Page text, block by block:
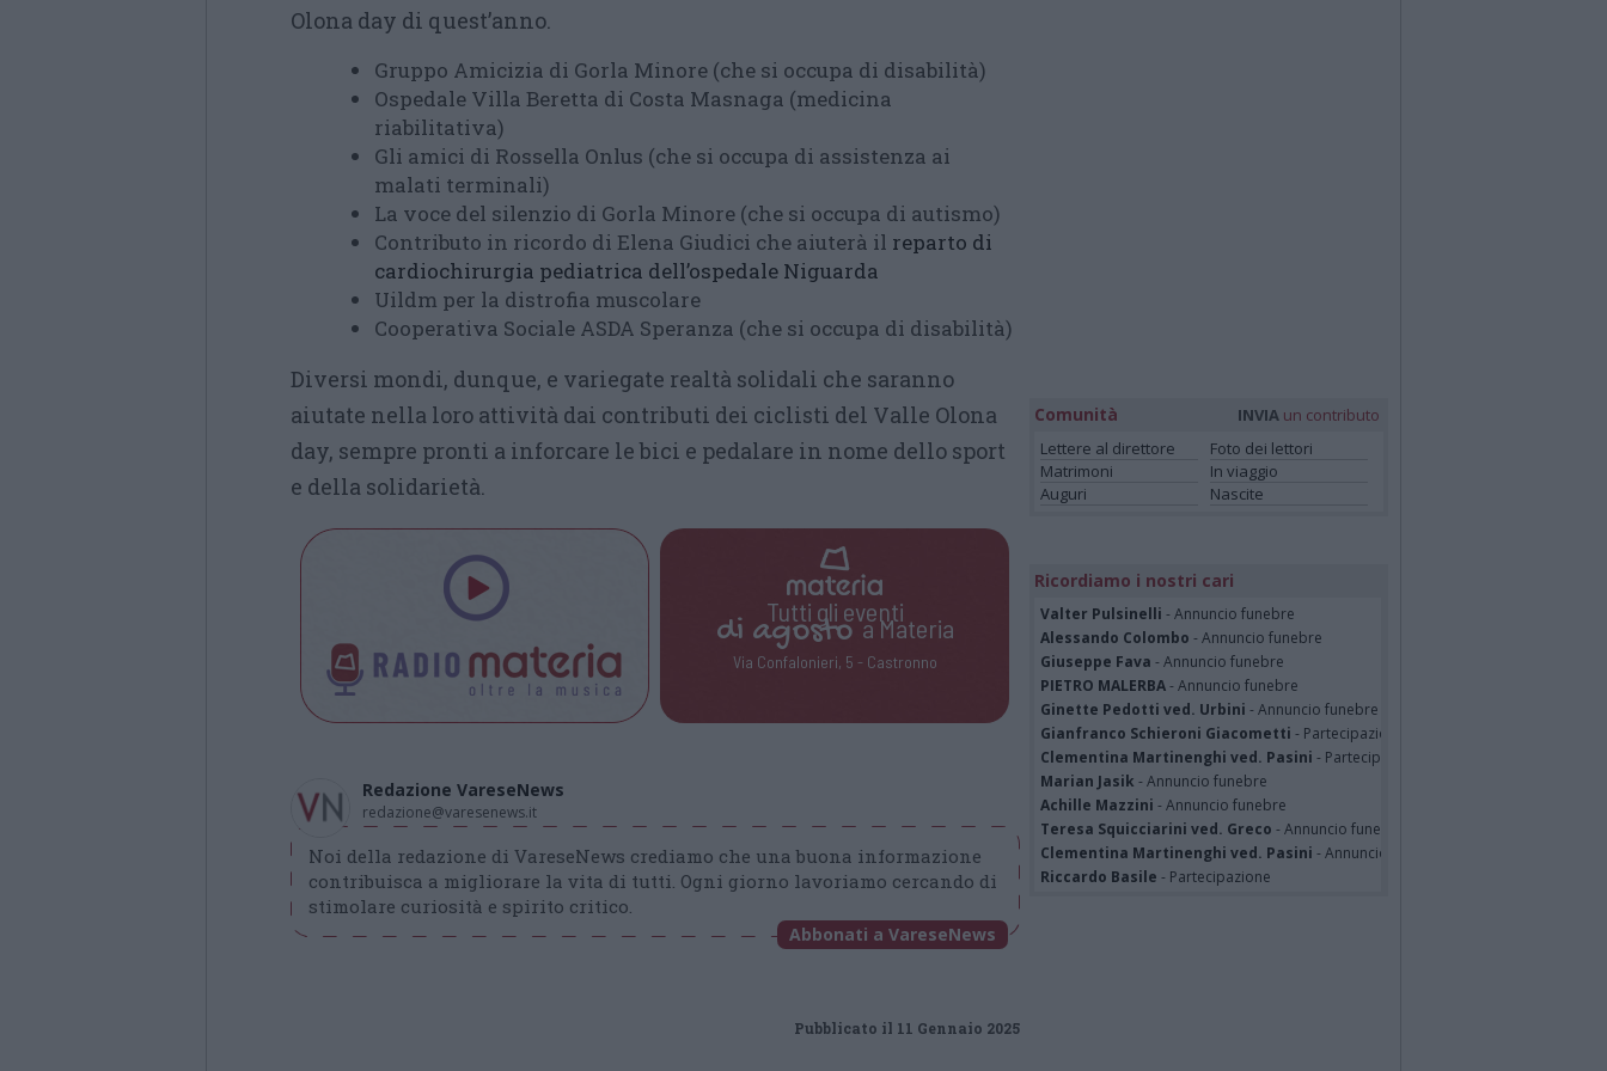
Olona day di quest’anno.
Gruppo Amicizia di Gorla Minore (che si occupa di disabilità)
Ospedale Villa Beretta di Costa Masnaga (medicina
riabilitativa)
Gli amici di Rossella Onlus (che si occupa di assistenza ai
malati terminali)
La voce del silenzio di Gorla Minore (che si occupa di autismo)
Contributo in ricordo di Elena Giudici che aiuterà il reparto di
cardiochirurgia pediatrica dell’ospedale Niguarda
Uildm per la distrofia muscolare
Cooperativa Sociale ASDA Speranza (che si occupa di disabilità)
Diversi mondi, dunque, e variegate realtà solidali che saranno
aiutate nella loro attività dai contributi dei ciclisti del Valle Olona
day, sempre pronti a inforcare le bici e pedalare in nome dello sport
e della solidarietà.
Tutti gli eventi
di agostoa Materia
Via Confalonieri, 5 - Castronno
Redazione VareseNews
redazione@varesenews.it
Noi della redazione di VareseNews crediamo che una buona informazione
contribuisca a migliorare la vita di tutti. Ogni giorno lavoriamo cercando di
stimolare curiosità e spirito critico.
Abbonati a VareseNews
Pubblicato il 11 Gennaio 2025
Comunità INVIA un contributo
Lettere al direttore
Foto dei lettori
Matrimoni
In viaggio
Auguri
Nascite
Ricordiamo i nostri cari
Valter Pulsinelli - Annuncio funebre
Alessando Colombo - Annuncio funebre
Giuseppe Fava - Annuncio funebre
PIETRO MALERBA- Annuncio funebre
Ginette Pedotti ved. Urbini - Annuncio funebre
Gianfranco Schieroni Giacometti - Partecipazione
Clementina Martinenghi ved. Pasini - Partecipazione
Marian Jasik - Annuncio funebre
Achille Mazzini - Annuncio funebre
Teresa Squicciarini ved. Greco - Annuncio funebre
Clementina Martinenghi ved. Pasini - Annuncio funebre
Riccardo Basile - Partecipazione